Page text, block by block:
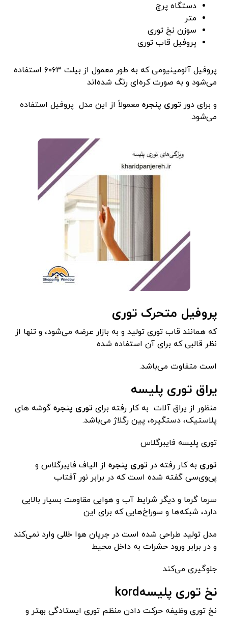
دستگاه پرچ
متر
سوزن نخ توری
پروفیل قاب توری
پروفیل آلومینیومی که به طور معمول از بیلت ۶۰۶۳ استفاده
می‌شود و به صورت کره‌ای رنگ شده‌اند
و برای دور توری پنجره معمولاً از این مدل پروفیل استفاده
می‌شود.
پروفیل متحرک توری
که همانند قاب توری تولید و به بازار عرضه می‌شود، و تنها از
نظر قالبی که برای آن استفاده شده
است متفاوت می‌باشد.
یراق توری پلیسه
منظور از یراق آلات به کار رفته برای توری پنجرهگوشه های
پلاستیک، دستگیره، پین رگلاژ می‌باشد.
توری پلیسه فایبرگلاس
توری به کار رفته در توری پنجره از الیاف فایبرگلاس و
پی‌وی‌سی گفته شده است که در برابر نور آفتاب
سرما گرما و دیگر شرایط آب و هوایی مقاومت بسیار بالایی
دارد، شبکه‌ها و سوراخ‌هایی که برای این
مدل تولید طراحی شده است در جریان هوا خللی وارد نمی‌کند
و در برابر ورود حشرات به داخل محیط
جلوگیری می‌کند.
نخ توری پلیسهkord
نخ توری وظیفه حرکت دادن منظم توری ایستادگی بهتر و